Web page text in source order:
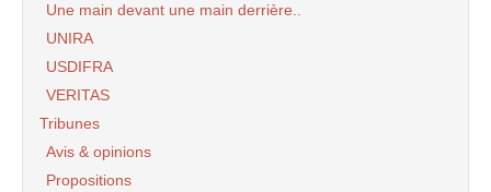
Une main devant une main derrière..
UNIRA
USDIFRA
VERITAS
Tribunes
Avis & opinions
Propositions